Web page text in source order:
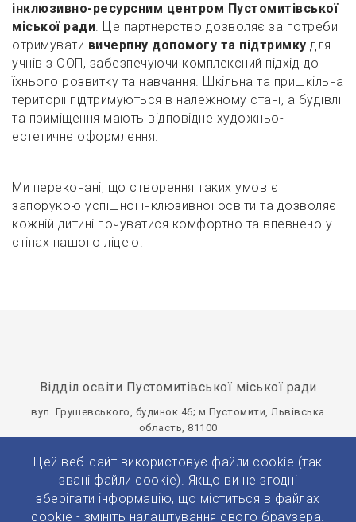
Цей веб-сайт використовує файли cookie (так
звані файли cookie). Якщо ви не згодні
зберігати інформацію, що міститься в файлах
cookie - змініть налаштування свого браузера.
інклюзивно-ресурсним центром Пустомитівської
міської ради. Це партнерство дозволяє за потреби
отримувати вичерпну допомогу та підтримку для
учнів з ООП, забезпечуючи комплексний підхід до
їхнього розвитку та навчання. Шкільна та пришкільна
території підтримуються в належному стані, а будівлі
та приміщення мають відповідне художньо-
естетичне оформлення.
Ми переконані, що створення таких умов є
запорукою успішної інклюзивної освіти та дозволяє
кожній дитині почуватися комфортно та впевнено у
стінах нашого ліцею.
Відділ освіти Пустомитівської міської ради
вул. Грушевського, будинок 46; м.Пустомити, Львівська
область‚ 81100
Панель управління